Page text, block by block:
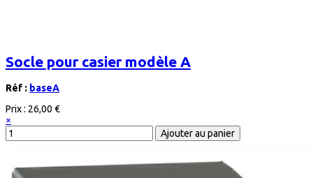
Socle pour casier modèle A
Réf : baseA
Prix : 26,00 €
×